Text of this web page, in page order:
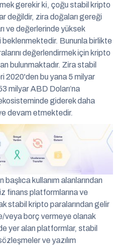
gerekir ki, çoğu stabil kripto
değildir, zira doğaları gereği
ve değerlerinde yüksek
Bununla birlikte
değerlendirmek için kripto
bulunmaktadır. Zira stabil
2020'den bu yana 5 milyar
milyar ABD Doları’na
giderek daha
devam etmektedir.
kullanım alanlarından
finans platformlarına ve
stabil kripto paralarından gelir
veya borç vermeye olanak
yer alan platformlar, stabil
ve yazılım